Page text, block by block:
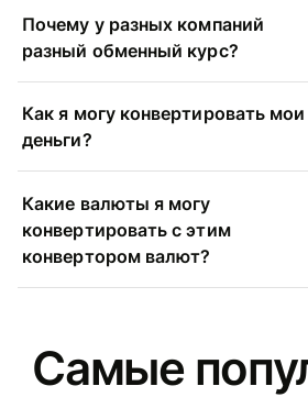
Почему у разных компаний
разный обменный курс?
Как я могу конвертировать мои
деньги?
Какие валюты я могу
конвертировать с этим
конвертором валют?
Самые